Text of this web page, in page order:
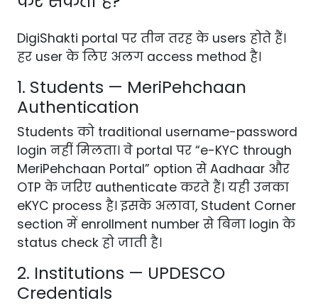
DigiShakti portal पर तीन तरह के users होते हैं।
हर user के लिए अलग access method है।
1. Students — MeriPehchaan
Authentication
Students को traditional username-password
login नहीं मिलता। वे portal पर “e-KYC through
MeriPehchaan Portal” option से Aadhaar और
OTP के जरिए authenticate करते हैं। यही उनका
eKYC process है। इसके अलावा, Student Corner
section में enrollment number से बिना login के
status check हो जाती है।
2. Institutions — UPDESCO
Credentials